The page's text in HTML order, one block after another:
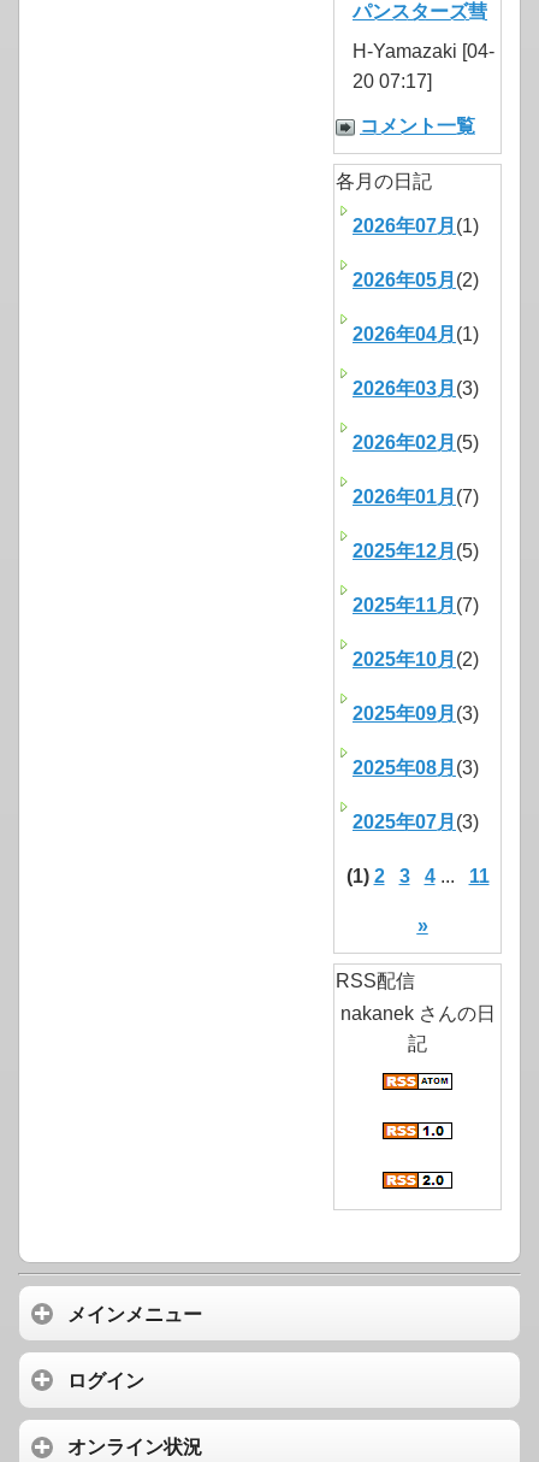
パンスターズ彗
H-Yamazaki [04-
20 07:17]
コメント一覧
各月の日記
2026年07月 (1)
2026年05月 (2)
2026年04月 (1)
2026年03月 (3)
2026年02月 (5)
2026年01月 (7)
2025年12月 (5)
2025年11月 (7)
2025年10月 (2)
2025年09月 (3)
2025年08月 (3)
2025年07月 (3)
(1) 2 3 4... 11
»
RSS配信
nakanek さんの日
記
メインメニュー
ログイン
オンライン状況